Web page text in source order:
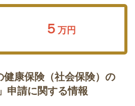
５万円
康保険（社会保険）の
申請に関する情報